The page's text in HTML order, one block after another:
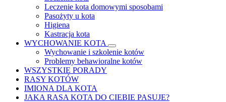
Leczenie kota domowymi sposobami
Pasożyty u kota
Higiena
Kastracja kota
WYCHOWANIE KOTA
Wychowanie i szkolenie kotów
Problemy behawioralne kotów
WSZYSTKIE PORADY
RASY KOTÓW
IMIONA DLA KOTA
JAKA RASA KOTA DO CIEBIE PASUJE?